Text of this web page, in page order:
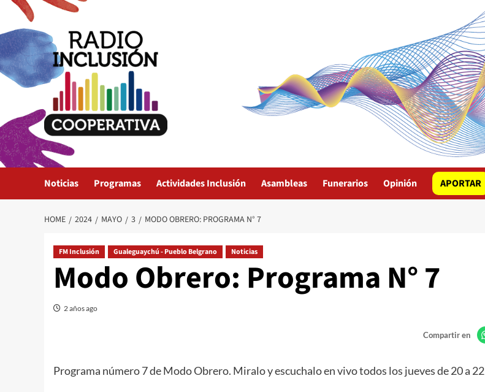
Skip
content
Noticias Programas Actividades Inclusión Asambleas Funerarios Opinión APORTAR
HOME 2024 MAYO 3 MODO OBRERO: PROGRAMA N° 7
FM Inclusión Gualeguaychú - Pueblo Belgrano Noticias
Modo Obrero: Programa N° 7
2 años ago
Compartir en
Programa número 7 de Modo Obrero. Miralo y escuchalo en vivo todos los jueves de 20 a 22